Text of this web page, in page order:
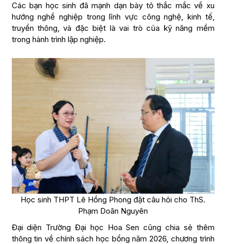
Các bạn học sinh đã mạnh dạn bày tỏ thắc mắc về xu
hướng nghề nghiệp trong lĩnh vực công nghệ, kinh tế,
truyền thông, và đặc biệt là vai trò của kỹ năng mềm
trong hành trình lập nghiệp.
Học sinh THPT Lê Hồng Phong đặt câu hỏi cho ThS.
Phạm Doãn Nguyên
Đại diện Trường Đại học Hoa Sen cũng chia sẻ thêm
thông tin về chính sách học bổng năm 2026, chương trình